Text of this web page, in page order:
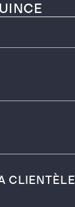
CLIENTÈLE